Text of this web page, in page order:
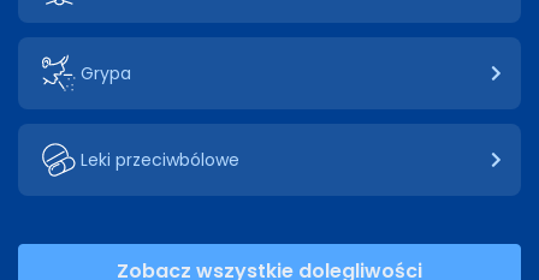
Grypa
Leki przeciwbólowe
Zobacz wszystkie dolegliwości